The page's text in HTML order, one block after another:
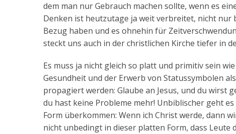
dem man nur Gebrauch machen sollte, wenn es
Denken ist heutzutage ja weit verbreitet, nicht nur
Bezug haben und es ohnehin für
steckt uns auch in der christlichen Kirche tiefer in
Es muss ja nicht gleich so platt und primitiv sein
Gesundheit und der Erwerb von Statussymbolen
propagiert werden: Glaube an Jesus, und du wirst
du hast keine Probleme mehr! Unbiblischer geht
Form überkommen: Wenn ich Christ werde, dann
nicht unbedingt in dieser platten Form, dass